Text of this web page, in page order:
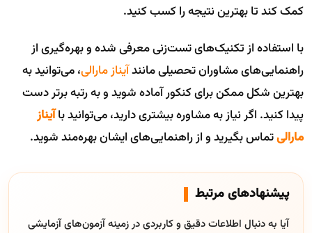
کمک کند تا بهترین نتیجه را کسب کنید.
با استفاده از تکنیک‌های تست‌زنی معرفی شده و بهره‌گیری از
راهنمایی‌های مشاوران تحصیلی مانندآیناز مارالی، می‌توانید به
بهترین شکل ممکن برای کنکور آماده شوید و به رتبه برتر دست
پیدا کنید. اگر نیاز به مشاوره بیشتری دارید، می‌توانید باآیناز
مارالیتماس بگیرید و از راهنمایی‌های ایشان بهره‌مند شوید.
پیشنهادهای مرتبط
آیا به دنبال اطلاعات دقیق و کاربردی در زمینه آزمون‌های آزمایشی